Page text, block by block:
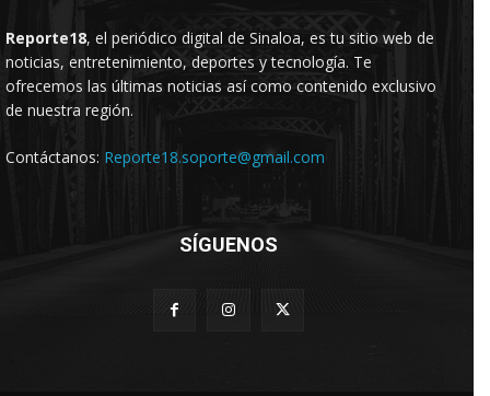
Reporte18, el periódico digital de Sinaloa, es tu sitio web de
noticias, entretenimiento, deportes y tecnología. Te
ofrecemos las últimas noticias así como contenido exclusivo
de nuestra región.
Contáctanos: Reporte18.soporte@gmail.com
SÍGUENOS